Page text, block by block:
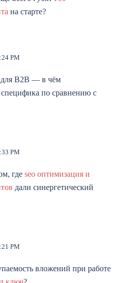
на старте?
PM
для B2B — в чём
по сравнению с
PM
где seo оптимизация и
дали синергетический
PM
вложений при работе